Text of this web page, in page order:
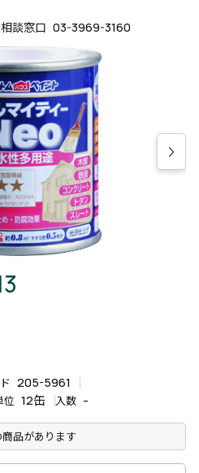
談窓口 03-3969-3160
205-5961
位 12缶 入数 -
品があります